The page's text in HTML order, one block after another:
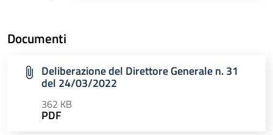
Documenti
Deliberazione del Direttore Generale n. 31
del 24/03/2022
362 KB
PDF